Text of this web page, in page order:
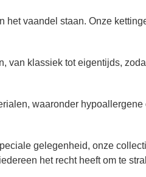
vaandel staan. Onze
van klassiek tot eigentijds,
waaronder
gelegenheid, onze
het recht heeft om te